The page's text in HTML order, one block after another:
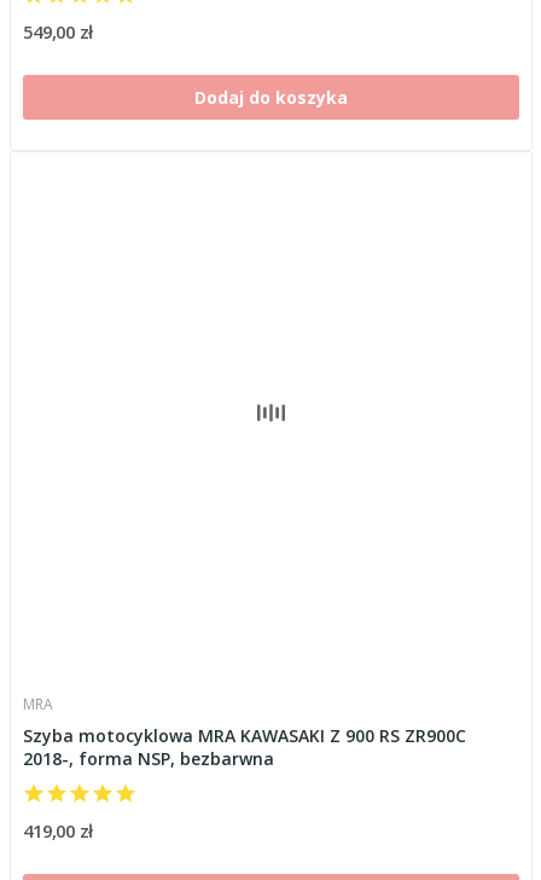
549,00 zł
Dodaj do koszyka
MRA
Szyba motocyklowa MRA KAWASAKI Z 900 RS ZR900C
2018-, forma NSP, bezbarwna
419,00 zł